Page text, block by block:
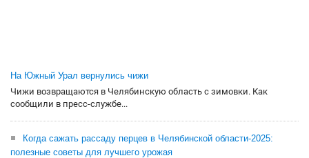
На Южный Урал вернулись чижи
Чижи возвращаются в Челябинскую область с зимовки. Как
сообщили в пресс-службе...
Когда сажать рассаду перцев в Челябинской области-2025:
полезные советы для лучшего урожая